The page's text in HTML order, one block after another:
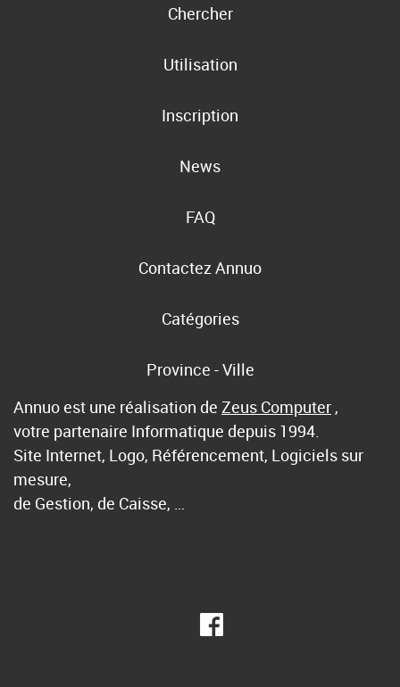
Chercher
Utilisation
Inscription
News
FAQ
Contactez Annuo
Catégories
Province - Ville
Annuo est une réalisation de Zeus Computer ,
votre partenaire Informatique depuis 1994.
Site Internet, Logo, Référencement, Logiciels sur
mesure,
de Gestion, de Caisse, …